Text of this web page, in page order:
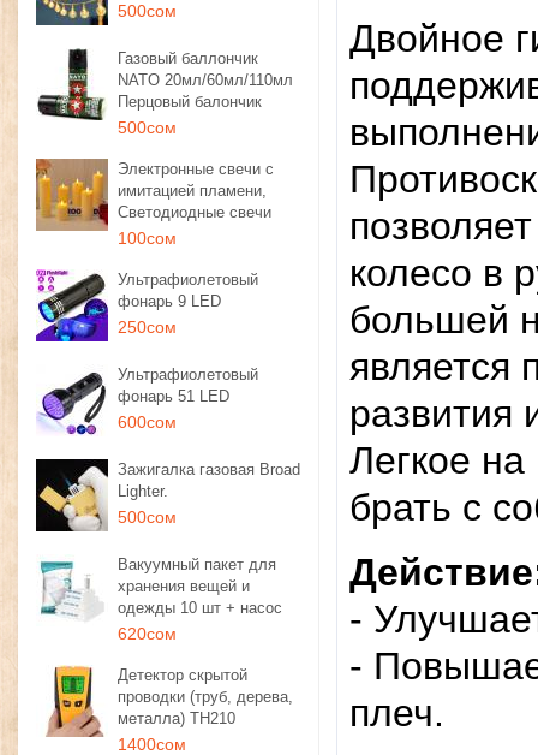
500сом
Газовый баллончик
NATO 20мл/60мл/110мл
Перцовый балончик
500сом
Электронные свечи с
имитацией пламени,
Светодиодные свечи
100сом
Ультрафиолетовый
фонарь 9 LED
250сом
Ультрафиолетовый
фонарь 51 LED
600сом
Зажигалка газовая Broad
Lighter.
500сом
Вакуумный пакет для
хранения вещей и
одежды 10 шт + насос
620сом
Детектор скрытой
проводки (труб, дерева,
металла) TH210
1400сом
Двойное
колесо в
большей
является
развития
Легкое
брать с
-
-
плеч.